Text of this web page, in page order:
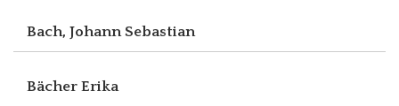
Bach, Johann Sebastian
Bächer Erika